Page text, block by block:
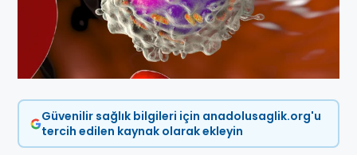
Güvenilir sağlık bilgileri için anadolusaglik.org'u
tercih edilen kaynak olarak ekleyin